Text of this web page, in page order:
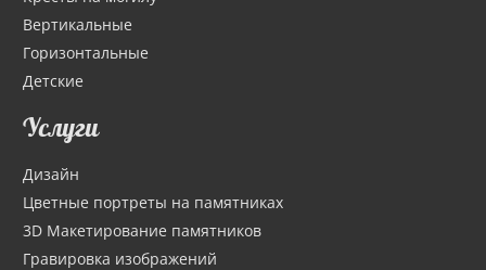
Вертикальные
Горизонтальные
Детские
Услуги
Дизайн
Цветные портреты на памятниках
3D Макетирование памятников
Гравировка изображений